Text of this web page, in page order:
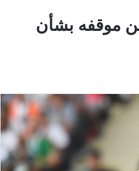
موقفه بشأن